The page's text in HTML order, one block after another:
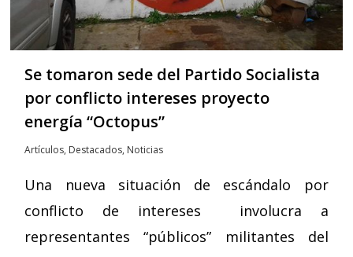
Se tomaron sede del Partido Socialista
por conflicto intereses proyecto
energía “Octopus”
Artículos, Destacados, Noticias
Una nueva situación de escándalo por
conflicto de intereses involucra a
representantes “públicos” militantes del